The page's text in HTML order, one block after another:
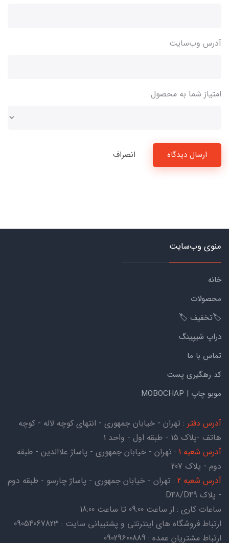
آدرس وب‌سایت
امتیاز شما به محصول
ارسال دیدگاه انصراف
منوی وب‌سایت
خانه
محصولات
🏷️تخفیف 🏷️
دراپ شیپینگ
تماس با ما
کد رهگیری پست
موبو چاپ | MOBOCHAP
آدرس دفتر : تهران - خیابان جمهوری - انتهای کوچه لاله - کوچه
هاتف -پلاک ۱۵ - طبقه اول - واحد ۱
آدرس شعبه 1
: تهران - خیابان جمهوری - پاساژ علاالدین - طبقه
دوم - پلاک 207
آدرس شعبه 2
: تهران - خیابان جمهوری - پاساژ چارسو - طبقه دوم
- پلاک D48/D49
ساعات کاری : از ساعت 09:00 تا ساعت 18:00
ارتباط فروشگاه های اینترنتی و پشتیبانی سایت : 09054067823
ارتباط مشتریان عمده : 09029600889